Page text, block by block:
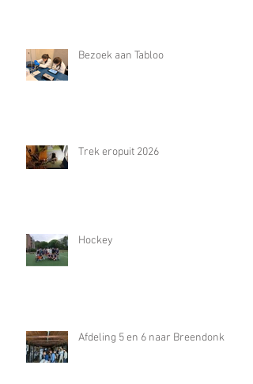
Bezoek aan Tabloo
Trek eropuit 2026
Hockey
Afdeling 5 en 6 naar Breendonk